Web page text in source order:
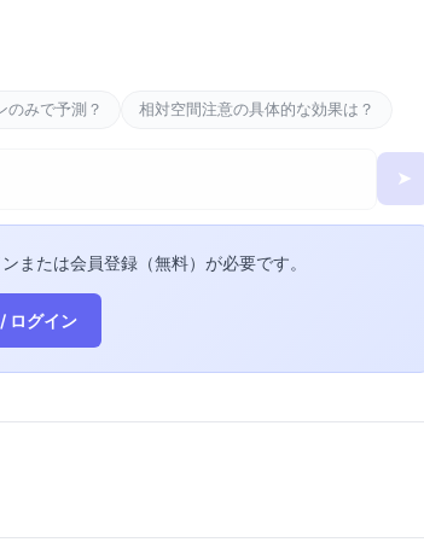
のみで予測？ 相対空間注意の具体的な効果は？
➤
または会員登録（無料）が必要です。
ログイン